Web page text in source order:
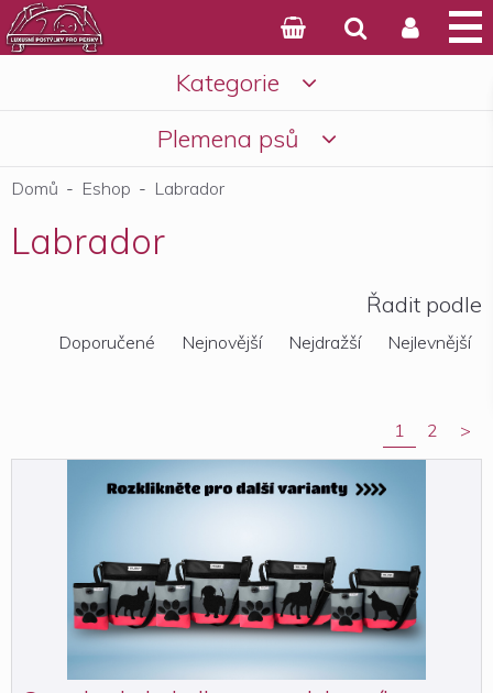

Košík


Kategorie

Plemena psů

Domů - Eshop - Labrador
Labrador
Řadit podle
Doporučené Nejnovější Nejdražší Nejlevnější
1 2 >